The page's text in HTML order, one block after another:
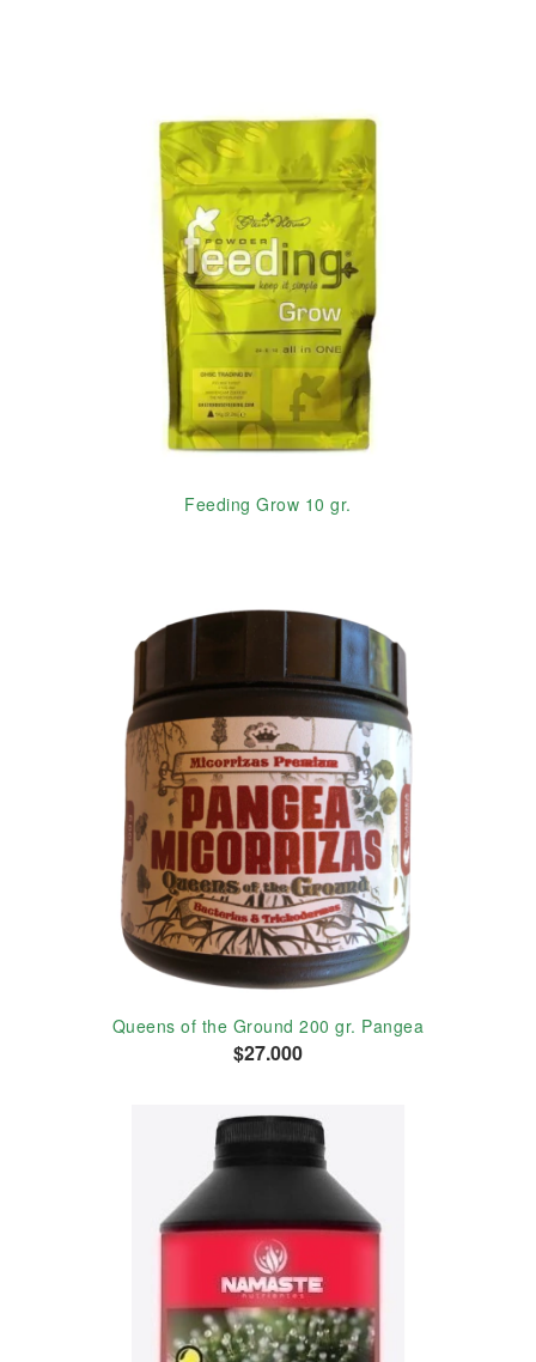
Feeding Grow 10 gr.
Queens of the Ground 200 gr. Pangea
$27.000